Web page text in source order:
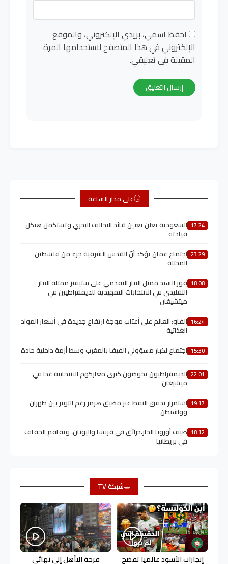
احفظ اسمي، بريدي الإلكتروني، والموقع
الإلكتروني في هذا المتصفح لاستخدامها المرة
المقبلة في تعليقي.
على مدار الساعة
17:24 السعودية تعلن تعيين قائد التحالف البحري وتستكمل هيكل
قيادته
23:29 اجتماع عمان يؤكد أنّ القدس الشرقية جزء من فلسطين
المحتلة
18:08 فوز السيد ممثل التيار التقدمي على ستيفنز ممثلة التيار
التقليدي في الانتخابات التمهيدية للديمقراطيين في
ميتشيغان
16:24 الفاو: العالم على أعتاب موجة ارتفاع جديدة في أسعار المواد
الغذائية
15:30 اجتماع لكبار مسؤولي الفيفا بالمغرب وسط أزمة داخلية حادة
22:01 الديمقراطيون يخوضون كبرى معاركهم الانتخابية غدا في
ميشيغان
19:17 استمرار تدفق النفط عبر مضيق هرمز رغم التوتر بين طهران
وواشنطن
18:12 صيف أوروبا الحار،حرائق في فرنسا واليونان، وتفاقم الجفاف
في بريطانيا
شبكة TV
إنجازات الأسود عالميا تفضح فرحة التأهل إلى نهائي